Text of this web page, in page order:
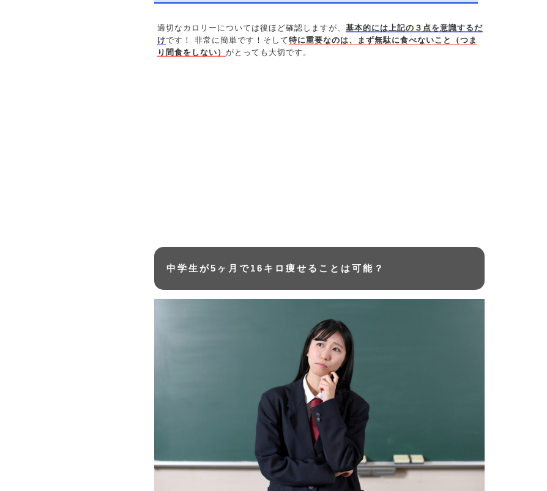
適切なカロリーについては後ほど確認しますが、 基本的には上記の３点を意識するだ
けです！ 非常に簡単です！そして特に重要なのは、まず無駄に食べないこと（つま
り間食をしない） がとっても大切です。
中学生が5ヶ月で16キロ痩せることは可能？